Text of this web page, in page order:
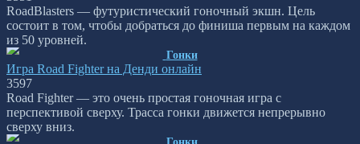
RoadBlasters — футуристический гоночный экшн. Цель
состоит в том, чтобы добраться до финиша первым на каждом
из 50 уровней.
Гонки
Игра Road Fighter на Денди онлайн
3597
Road Fighter — это очень простая гоночная игра с
перспективой сверху. Трасса гонки движется непрерывно
сверху вниз.